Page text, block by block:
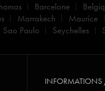
Barcelone
Marrakech Maurice
Sao Paulo
Seychelles
INFORMATIONS